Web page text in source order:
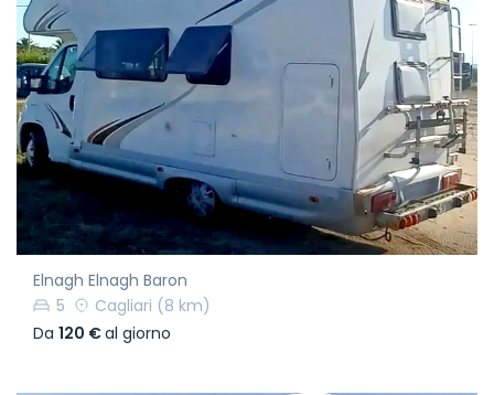
Elnagh Elnagh Baron
5
Cagliari (8 km)
Da 120 €al giorno